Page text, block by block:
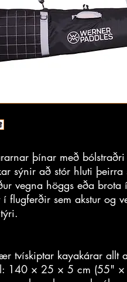
þínar með bólstraðri
sýnir að stór hluti þeirra
vegna höggs eða brota
í flugferðir sem akstur og
tvískiptar kayakárar allt
140 × 25 × 5 cm (55"